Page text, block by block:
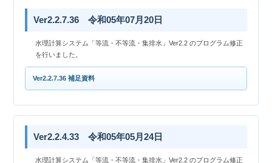
Ver2.2.7.36 令和05年07月20日
水理計算システム「等流・不等流・集排水」Ver2.2 のプログラム修正
を行いました。
Ver2.2.7.36 補足資料
Ver2.2.4.33 令和05年05月24日
水理計算システム「等流・不等流・集排水」Ver2.2 のプログラム修正